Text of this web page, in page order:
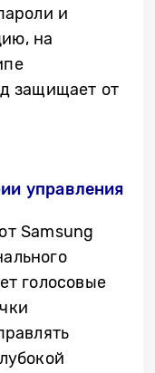
и
на
защищает от
управления
Samsung
голосовые